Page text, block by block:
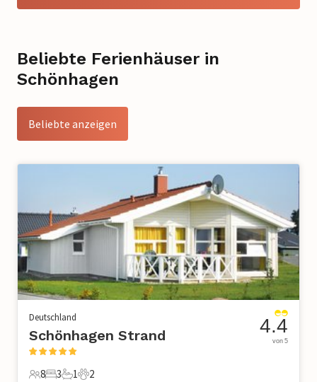
Beliebte Ferienhäuser in
Schönhagen
Beliebte anzeigen
Deutschland
Schönhagen Strand
8 3 1 2
4.4
von 5